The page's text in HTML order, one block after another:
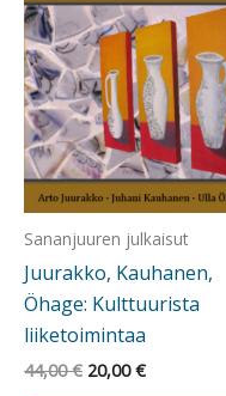
Sananjuuren julkaisut
Juurakko, Kauhanen,
Öhage: Kulttuurista
liiketoimintaa
44,00€ Alkuperäinen
20,00€Nykyinen